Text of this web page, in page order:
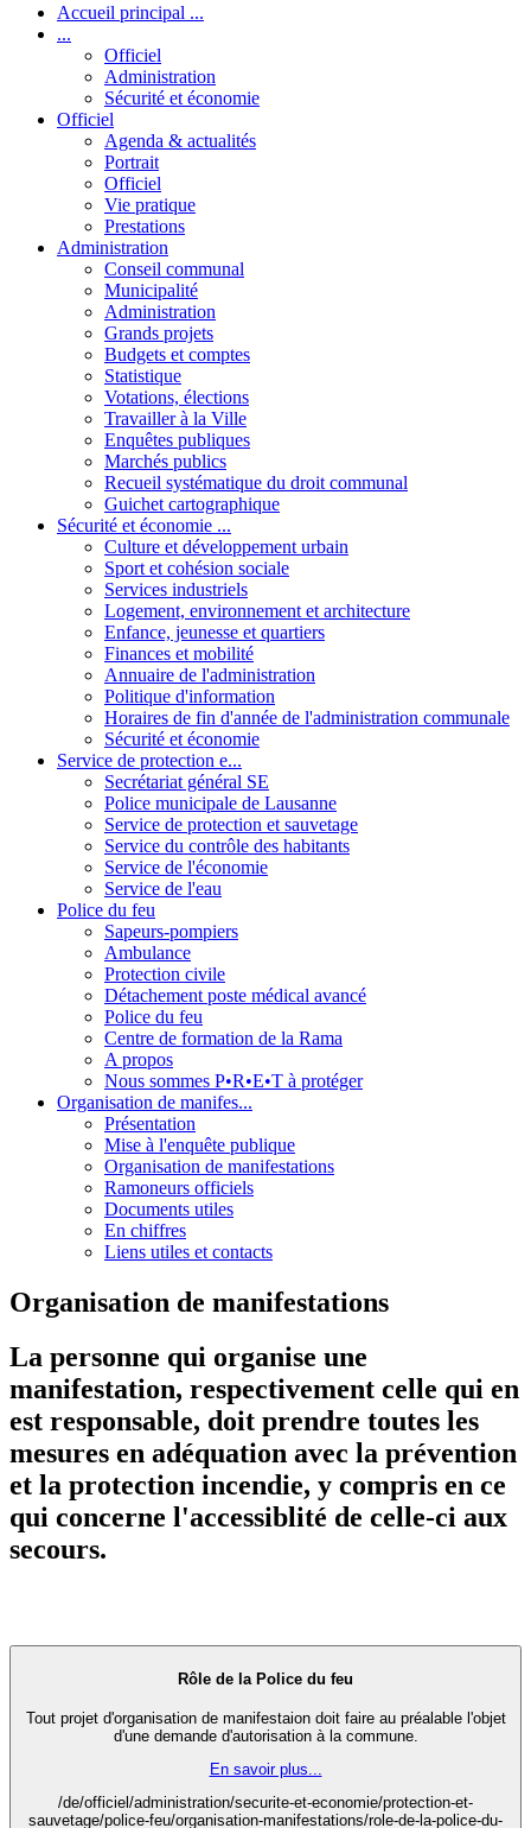
Accueil principal ...
...
Officiel
Administration
Sécurité et économie
Officiel
Agenda & actualités
Portrait
Officiel
Vie pratique
Prestations
Administration
Conseil communal
Municipalité
Administration
Grands projets
Budgets et comptes
Statistique
Votations, élections
Travailler à la Ville
Enquêtes publiques
Marchés publics
Recueil systématique du droit communal
Guichet cartographique
Sécurité et économie ...
Culture et développement urbain
Sport et cohésion sociale
Services industriels
Logement, environnement et architecture
Enfance, jeunesse et quartiers
Finances et mobilité
Annuaire de l'administration
Politique d'information
Horaires de fin d'année de l'administration communale
Sécurité et économie
Service de protection e...
Secrétariat général SE
Police municipale de Lausanne
Service de protection et sauvetage
Service du contrôle des habitants
Service de l'économie
Service de l'eau
Police du feu
Sapeurs-pompiers
Ambulance
Protection civile
Détachement poste médical avancé
Police du feu
Centre de formation de la Rama
A propos
Nous sommes P•R•E•T à protéger
Organisation de manifes...
Présentation
Mise à l'enquête publique
Organisation de manifestations
Ramoneurs officiels
Documents utiles
En chiffres
Liens utiles et contacts
Organisation de manifestations
La personne qui organise une
manifestation, respectivement celle qui en
est responsable, doit prendre toutes les
mesures en adéquation avec la prévention
et la protection incendie, y compris en ce
qui concerne l'accessiblité de celle-ci aux
secours.
Rôle de la Police du feu
Tout projet d'organisation de manifestaion doit faire au préalable l'objet
d'une demande d'autorisation à la commune.
En savoir plus...
/de/officiel/administration/securite-et-economie/protection-et-
sauvetage/police-feu/organisation-manifestations/role-de-la-police-du-